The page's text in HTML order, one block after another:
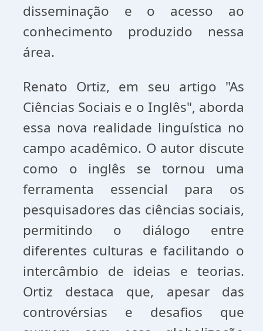
disseminação e o acesso ao
conhecimento produzido nessa
área.
Renato Ortiz, em seu artigo "As
Ciências Sociais e o Inglês", aborda
essa nova realidade linguística no
campo acadêmico. O autor discute
como o inglês se tornou uma
ferramenta essencial para os
pesquisadores das ciências sociais,
permitindo o diálogo entre
diferentes culturas e facilitando o
intercâmbio de ideias e teorias.
Ortiz destaca que, apesar das
controvérsias e desafios que